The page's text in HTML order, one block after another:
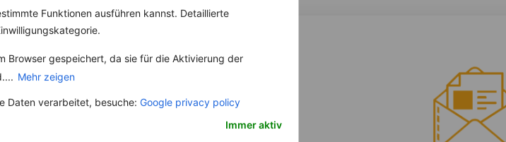
Funktionen ausführen kannst. Detaillierte
Browser gespeichert, da sie für die Aktivierung der
Mehr zeigen
Daten verarbeitet, besuche: Google privacy policy
Immer aktiv